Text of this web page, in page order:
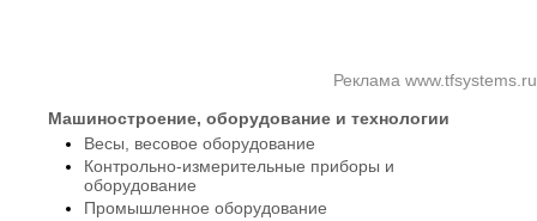
Реклама www.tfsystems.ru
Машиностроение, оборудование и технологии
Весы, весовое оборудование
Контрольно-измерительные приборы и
оборудование
Промышленное оборудование